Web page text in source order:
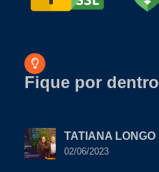
Fique por dentro
TATIANA LONGO
02/06/2023